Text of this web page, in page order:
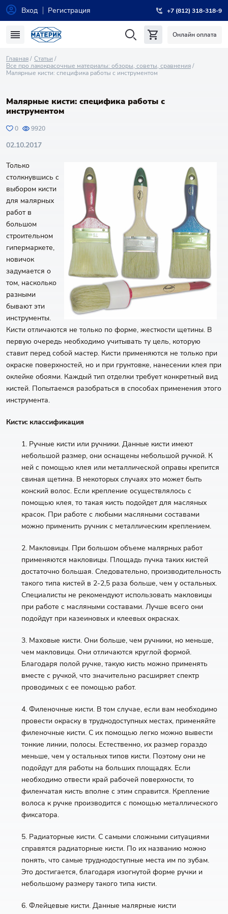
Вход Регистрация +7 (812) 318-318-9
Онлайн оплата
Главная
Статьи
Все про лакокрасочные материалы: обзоры, советы, сравнения
Малярные кисти: специфика работы с инструментом
Малярные кисти: специфика работы с
инструментом
0 9920
02.10.2017
Только
столкнувшись с
выбором кисти
для малярных
работ в
большом
строительном
гипермаркете,
новичок
задумается о
том, насколько
разными
бывают эти
инструменты.
Кисти отличаются не только по форме, жесткости щетины. В
первую очередь необходимо учитывать ту цель, которую
ставит перед собой мастер. Кисти применяются не только при
окраске поверхностей, но и при грунтовке, нанесении клея при
оклейке обоями. Каждый тип отделки требует конкретный вид
кистей. Попытаемся разобраться в способах применения этого
инструмента.
Кисти: классификация
1. Ручные кисти или ручники. Данные кисти имеют
небольшой размер, они оснащены небольшой ручкой. К
ней с помощью клея или металлической оправы крепится
свиная щетина. В некоторых случаях это может быть
конский волос. Если крепление осуществлялось с
помощью клея, то такая кисть подойдет для масляных
красок. При работе с любыми масляными составами
можно применить ручник с металлическим креплением.
2. Макловицы. При большом объеме малярных работ
применяются макловицы. Площадь пучка таких кистей
достаточно большая. Следовательно, производительность
такого типа кистей в 2-2,5 раза больше, чем у остальных.
Специалисты не рекомендуют использовать макловицы
при работе с масляными составами. Лучше всего они
подойдут при казеиновых и клеевых окрасках.
3. Маховые кисти. Они больше, чем ручники, но меньше,
чем макловицы. Они отличаются круглой формой.
Благодаря полой ручке, такую кисть можно применять
вместе с ручкой, что значительно расширяет спектр
проводимых с ее помощью работ.
4. Филеночные кисти. В том случае, если вам необходимо
провести окраску в труднодоступных местах, применяйте
филеночные кисти. С их помощью легко можно вывести
тонкие линии, полосы. Естественно, их размер гораздо
меньше, чем у остальных типов кисти. Поэтому они не
подойдут для работы на больших площадях. Если
необходимо отвести край рабочей поверхности, то
филенчатая кисть вполне с этим справится. Крепление
волоса к ручке производится с помощью металлического
фиксатора.
5. Радиаторные кисти. С самыми сложными ситуациями
справятся радиаторные кисти. По их названию можно
понять, что самые труднодоступные места им по зубам.
Это достигается, благодаря изогнутой форме ручки и
небольшому размеру такого типа кисти.
6. Флейцевые кисти. Данные малярные кисти